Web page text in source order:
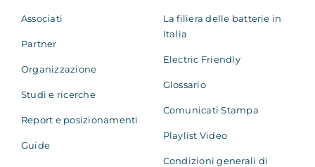
Associati
Partner
Organizzazione
Studi e ricerche
Report e posizionamenti
Guide
La filiera delle batterie in
Italia
Electric Friendly
Glossario
Comunicati Stampa
Playlist Video
Condizioni generali di